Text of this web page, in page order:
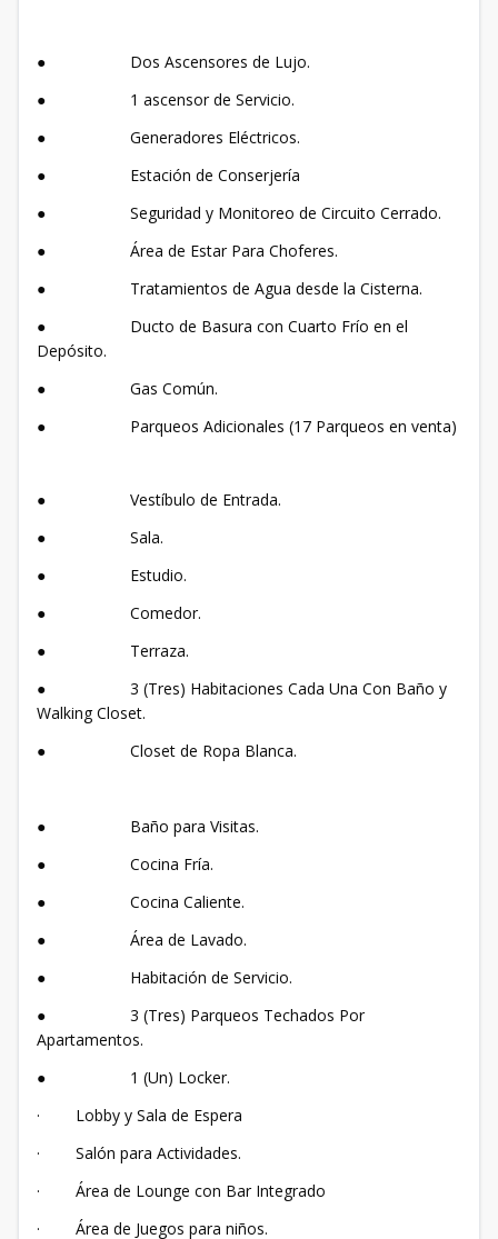
● Dos Ascensores de Lujo.
● 1 ascensor de Servicio.
● Generadores Eléctricos.
● Estación de Conserjería
● Seguridad y Monitoreo de Circuito Cerrado.
● Área de Estar Para Choferes.
● Tratamientos de Agua desde la Cisterna.
● Ducto de Basura con Cuarto Frío en el
Depósito.
● Gas Común.
● Parqueos Adicionales (17 Parqueos en venta)
● Vestíbulo de Entrada.
● Sala.
● Estudio.
● Comedor.
● Terraza.
● 3 (Tres) Habitaciones Cada Una Con Baño y
Walking Closet.
● Closet de Ropa Blanca.
● Baño para Visitas.
● Cocina Fría.
● Cocina Caliente.
● Área de Lavado.
● Habitación de Servicio.
● 3 (Tres) Parqueos Techados Por
Apartamentos.
● 1 (Un) Locker.
· Lobby y Sala de Espera
· Salón para Actividades.
· Área de Lounge con Bar Integrado
· Área de Juegos para niños.